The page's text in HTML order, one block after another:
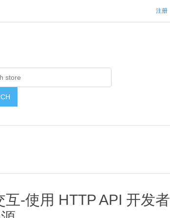
注册
-使用 HTTP API 开发者